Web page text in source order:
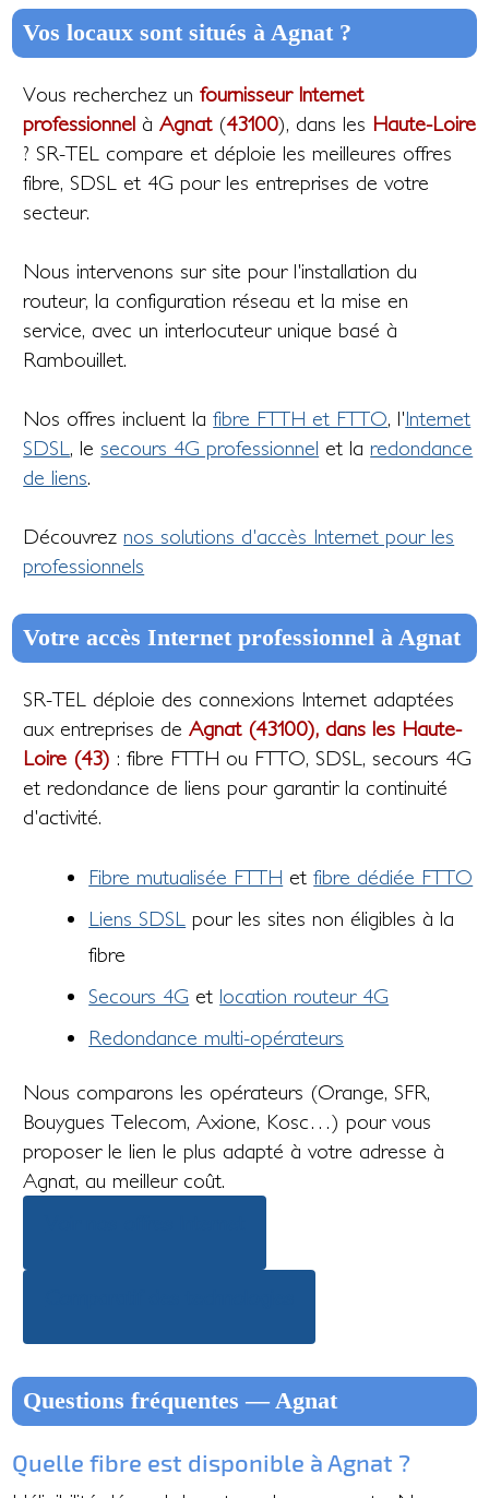
Vos locaux sont situés à Agnat ?
Vous recherchez unfournisseur Internet
professionnel àAgnat(43100), dans les Haute-Loire
? SR-TEL compare et déploie les meilleures offres
fibre, SDSL et 4G pour les entreprises de votre
secteur.
Nous intervenons sur site pour l'installation du
routeur, la configuration réseau et la mise en
service, avec un interlocuteur unique basé à
Rambouillet.
Nos offres incluent lafibre FTTH et FTTO, l'Internet
SDSL , lesecours 4G professionnel et la redondance
de liens.
Découvrez nos solutions d'accès Internet pour les
professionnels
Votre accès Internet professionnel à Agnat
SR-TEL déploie des connexions Internet adaptées
aux entreprises deAgnat (43100), dans les Haute-
Loire (43) : fibre FTTH ou FTTO, SDSL, secours 4G
et redondance de liens pour garantir la continuité
d'activité.
Fibre mutualisée FTTH etfibre dédiée FTTO
Liens SDSL
pour les sites non éligibles à la
fibre
Secours 4G et location routeur 4G
Redondance multi-opérateurs
Nous comparons les opérateurs (Orange, SFR,
Bouygues Telecom, Axione, Kosc…) pour vous
proposer le lien le plus adapté à votre adresse à
Agnat, au meilleur coût.
Questions fréquentes — Agnat
Quelle fibre est disponible à Agnat ?